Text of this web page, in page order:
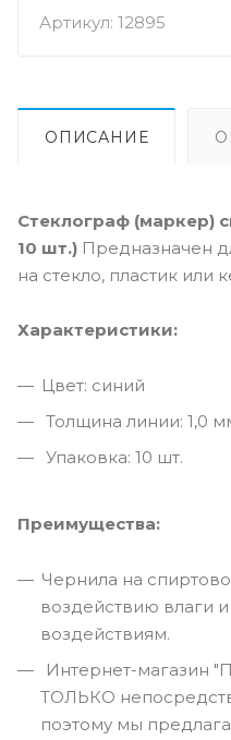
Артикул: 12895
ОПИСАНИЕ
Стеклограф (маркер)
10 шт.) Предназначен
на стекло, пластик или
Характеристики:
Цвет: синий
Толщина линии: 1,0
Упаковка: 10 шт.
Преимущества:
Чернила на
воздействию влаги
воздействиям.
Интернет-магазин
ТОЛЬКО
поэтому мы